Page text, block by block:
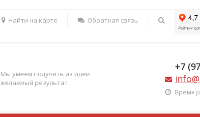
Найти на карте Обратная связь
Мы умеем получить из идеи
желаемый результат
+7
Время